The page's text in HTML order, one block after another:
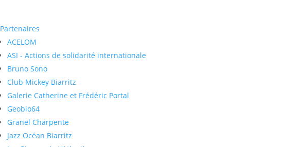
Partenaires
ACELOM
ASI - Actions de solidarité internationale
Bruno Sono
Club Mickey Biarritz
Galerie Catherine et Frédéric Portal
Geobio64
Granel Charpente
Jazz Océan Biarritz